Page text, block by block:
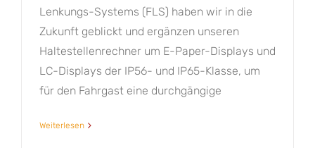
Lenkungs-Systems (FLS) haben wir in die
Zukunft geblickt und ergänzen unseren
Haltestellenrechner um E-Paper-Displays und
LC-Displays der IP56- und IP65-Klasse, um
für den Fahrgast eine durchgängige
Weiterlesen